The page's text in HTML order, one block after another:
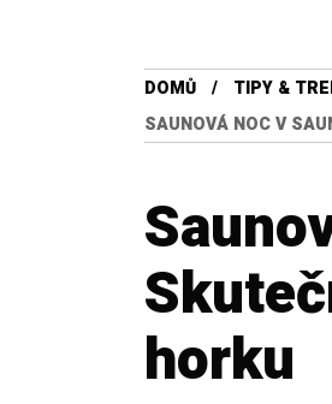
DOMŮ
TIPY &
SAUNOVÁ NOC V
horku